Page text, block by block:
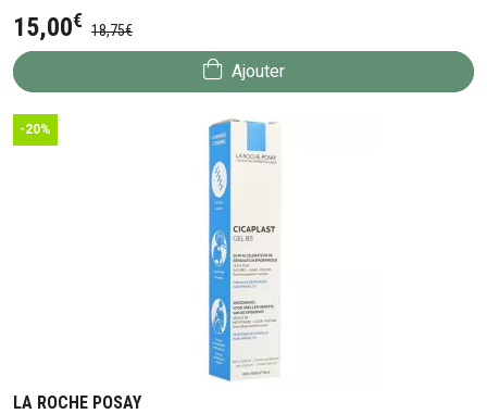
15,00€ 18,75€
Ajouter
-20%
LA ROCHE POSAY